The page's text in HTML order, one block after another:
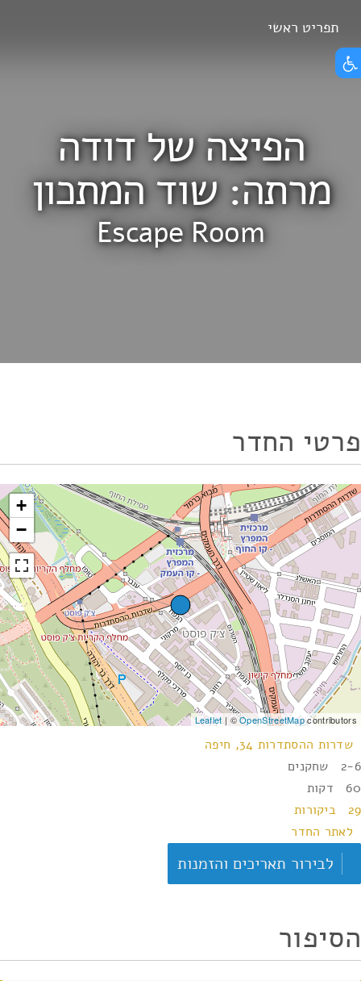
הצג תפריט נגישות
content
הפיצה של דודה
מרתה: שוד המתכון
Escape Room
תפריט ראשי
פרטי החדר
+
−
Leaflet | ©OpenStreetMapcontributors
שדרות ההסתדרות 34, חיפה
2-6 שחקנים
60 דקות
29 ביקורות
לאתר החדר
לבירור תאריכים והזמנות
הסיפור